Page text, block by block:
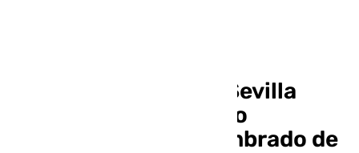
El Ayuntamiento de Sevilla
denuncia un presunto
«sabotaje» en el alumbrado de